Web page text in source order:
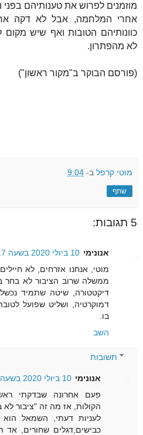
מוזמנים לפרוש את טענותיהם
אחרי המלחמה, אבל לא דקה
כוונותיהם הטובות ואף שיש
לא מהפתרון.
(פורסם הבוקר ב"מקור ראשון")
מוטי קרפל ב- 9:04
שתף
5 תגובות:
אנונימי 10 ביולי 2020 בשעה 14:17
מוטי, אנחנו אזרחים, לא
ממשלה שרוב הציבור לא בחר
דיקטטורה, שיטה שתמיד
דמוקרטיה, ושליט שפועל
בו.
השב
תשובות
אנונימי 10 ביולי 2020 בשעה 21:05
פעם אחרונה שבדקתי
הקולות, אז מה זה "ציבור לא
לעניות דעתי, השמאל הוא
כבישים,דגלים שחורים, אד